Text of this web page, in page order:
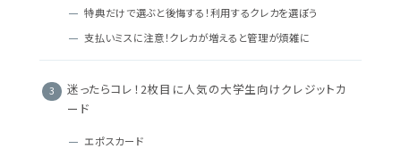
特典だけで選ぶと後悔する！利用するクレカを選ぼう
支払いミスに注意！クレカが増えると管理が煩雑に
迷ったらコレ！2枚目に人気の大学生向けクレジットカ
ード
エポスカード